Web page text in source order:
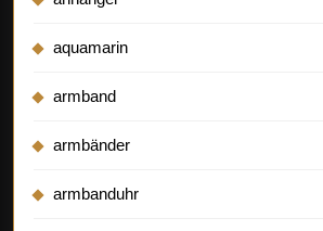
aquamarin
armband
armbänder
armbanduhr